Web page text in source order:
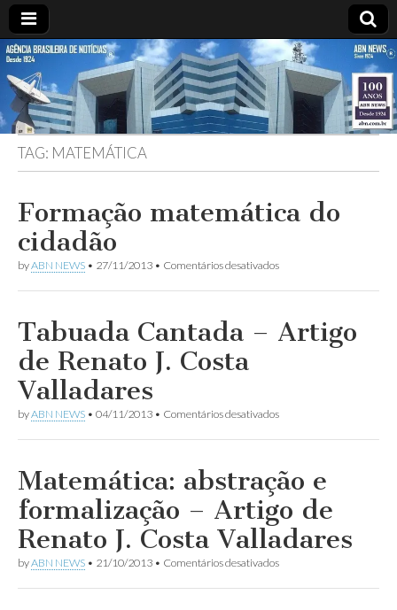
ABN
AGÊNCIA
BRASILEIRA
DE
NOTÍCIAS
DESDE
1924
TAG: MATEMÁTICA
Formação matemática do
cidadão
byABN NEWS • 27/11/2013 • Comentários desativadosem
matemática
cidadão
Tabuada Cantada – Artigo
de Renato J. Costa
Valladares
byABN NEWS • 04/11/2013 • Comentários desativadosem
Cantada
Artigo
de
Renato
J.
Costa
Valladares
Matemática: abstração e
formalização – Artigo de
Renato J. Costa Valladares
byABN NEWS • 21/10/2013 • Comentários desativadosem
abstração